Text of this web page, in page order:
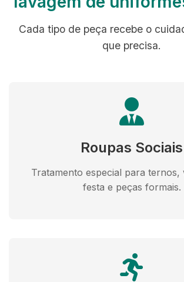
Cada tipo de peça recebe o
que precisa.
Roupas Sociais
Tratamento especial para ternos,
festa e peças formais.